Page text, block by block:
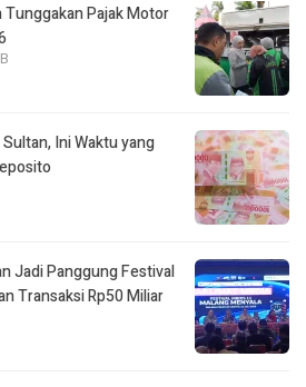
Pajak Motor
Ini Waktu yang
Jadi Panggung Festival
Transaksi Rp50 Miliar